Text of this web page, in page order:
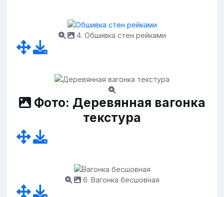
4. Обшивка стен рейками
Фото: Деревянная вагонка
текстура
6. Вагонка бесшовная